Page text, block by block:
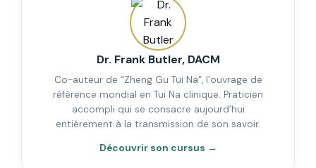
Dr. Frank Butler, DACM
Co-auteur de “Zheng Gu Tui Na”, l’ouvrage de
référence mondial en Tui Na clinique. Praticien
accompli qui se consacre aujourd’hui
entièrement à la transmission de son savoir.
Découvrir son cursus →